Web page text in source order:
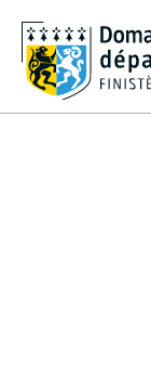
Ecole rurale
Squividan
Phares et balises